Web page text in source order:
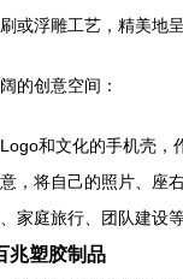
或浮雕工艺，精美地
的创意空间：
和文化的手机壳
，将自己的照片、座
家庭旅行、团队建设
兆塑胶制品